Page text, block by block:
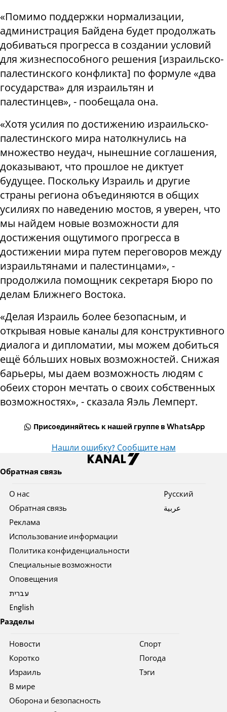
«Помимо поддержки нормализации,
администрация Байдена будет продолжать
добиваться прогресса в создании условий
для жизнеспособного решения [израильско-
палестинского конфликта] по формуле «два
государства» для израильтян и
палестинцев», - пообещала она.
«Хотя усилия по достижению израильско-
палестинского мира натолкнулись на
множество неудач, нынешние соглашения,
доказывают, что прошлое не диктует
будущее. Поскольку Израиль и другие
страны региона объединяются в общих
усилиях по наведению мостов, я уверен, что
мы найдем новые возможности для
достижения ощутимого прогресса в
достижении мира путем переговоров между
израильтянами и палестинцами», -
продолжила помощник секретаря Бюро по
делам Ближнего Востока.
«Делая Израиль более безопасным, и
открывая новые каналы для конструктивного
диалога и дипломатии, мы можем добиться
ещё бóльших новых возможностей. Снижая
барьеры, мы даем возможность людям с
обеих сторон мечтать о своих собственных
возможностях», - сказала Яэль Лемперт.
Присоединяйтесь к нашей группе в WhatsApp
Нашли ошибку? Сообщите нам
Обратная связь
О нас
Обратная связь
Реклама
Использование информации
Политика конфиденциальности
Специальные возможности
Оповещения
עברית
English
Pусский
عربية
Разделы
Новости
Коротко
Израиль
В мире
Оборона и безопасность
Спорт
Погода
Тэги